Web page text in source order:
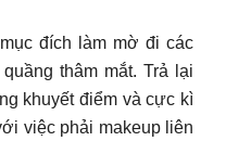
đích làm mờ đi các
thâm mắt. Trả lại
khuyết điểm và cực kì
việc phải makeup liên